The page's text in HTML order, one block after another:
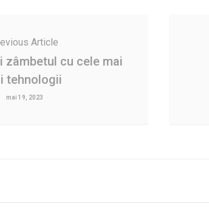
Article
zâmbetul cu cele mai
tehnologii
mai 19, 2023